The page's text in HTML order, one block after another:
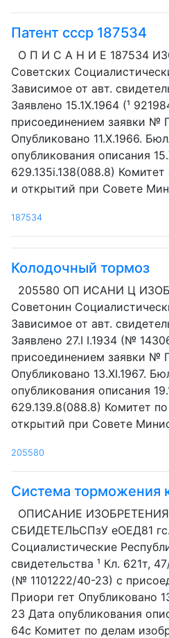
Патент ссср 187534
О П И С А Н И Е 187534
Советских
Зависимое от авт.
Заявлено 15.1Х.1964 (¹
присоединением заявки №
Опубликовано 11.Х.1966.
опубликования описания
629.135i.138(088.8)
и открытий при Совете
187534
Колодочный тормоз
205580 ОП ИСАНИ Ц
Советонин
Зависимое от авт.
Заявлено 27.I I.1934 (№
присоединением заявки №
Опубликовано 13.XI.1967.
опубликования описания
629.139.8(088.8) Комитет
открытий при Совете
205580
Система торможения
ОПИСАНИЕ
СБИДЕТЕЛЬСПзУ еОЕД81
Социалистические
свидетельства ¹ Кл. 621т,
(№ 1101222/40-23) с
Приори гет Опубликовано
23 Дата опубликования
64с Комитет по делам